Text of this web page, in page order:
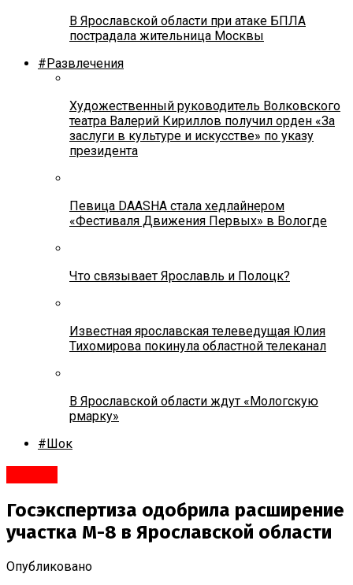
В Ярославской области при атаке БПЛА
пострадала жительница Москвы
#Развлечения
Художественный руководитель Волковского
театра Валерий Кириллов получил орден «За
заслуги в культуре и искусстве» по указу
президента
Певица DAASHA стала хедлайнером
«Фестиваля Движения Первых» в Вологде
Что связывает Ярославль и Полоцк?
Известная ярославская телеведущая Юлия
Тихомирова покинула областной телеканал
В Ярославской области ждут «Мологскую
рмарку»
#Шок
Госэкспертиза одобрила расширение
участка М-8 в Ярославской области
Опубликовано